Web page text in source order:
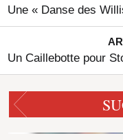
Une « Danse des
Un Caillebotte pour